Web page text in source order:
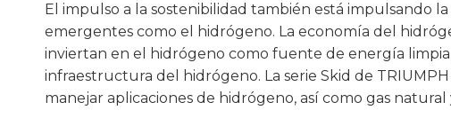
El impulso a la sostenibilidad también está impulsando
emergentes como el hidrógeno. La economía del
inviertan en el hidrógeno como fuente de energía
infraestructura del hidrógeno. La serie Skid de
manejar aplicaciones de hidrógeno, así como gas natural